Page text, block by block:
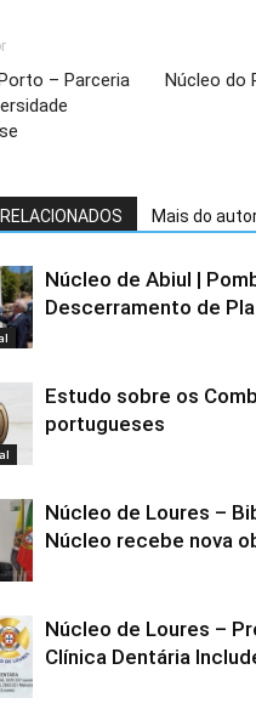
– Parceria
Núcleo do
Mais do
Núcleo de Abiul |
Descerramento de
Estudo sobre os
portugueses
Núcleo de Loures –
Núcleo recebe nova
Núcleo de Loures –
Clínica Dentária